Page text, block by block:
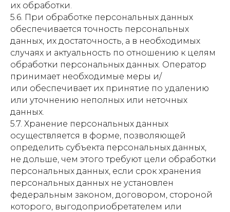
их обработки.
5.6. При обработке персональных данных
обеспечивается точность персональных
данных, их достаточность, а в необходимых
случаях и актуальность по отношению к целям
обработки персональных данных. Оператор
принимает необходимые меры и/
или обеспечивает их принятие по удалению
или уточнению неполных или неточных
данных.
5.7. Хранение персональных данных
осуществляется в форме, позволяющей
определить субъекта персональных данных,
не дольше, чем этого требуют цели обработки
персональных данных, если срок хранения
персональных данных не установлен
федеральным законом, договором, стороной
которого, выгодоприобретателем или